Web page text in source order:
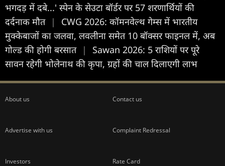
भगदड़ में दबे...' स्पेन के सेउटा बॉर्डर पर 57 शरणार्थियों की
दर्दनाक मौत |
CWG 2026: कॉमनवेल्थ गेम्स में भारतीय
मुक्केबाजों का जलवा, लवलीना समेत 10 बॉक्सर फाइनल में, अब
गोल्ड की होगी बरसात |
Sawan 2026: 5 राशियों पर पूरे
सावन रहेगी भोलेनाथ की कृपा, ग्रहों की चाल दिलाएगी लाभ
About us Contact us
Advertise with us Complaint Redressal
Investors Rate Card